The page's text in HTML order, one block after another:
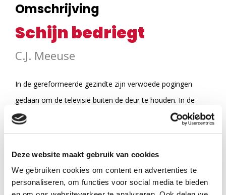
Deze website maakt gebruik van cookies
We gebruiken cookies om content en advertenties te
personaliseren, om functies voor social media te bieden
Omschrijving
Schijn bedriegt
C.J. Meeuse
In de gereformeerde gezindte zijn verwoede pogingen
gedaan om de televisie buiten de deur te houden. In de
laatste jaren is evenwel het slechtste dat daarop wordt
vertoond - de speelfilm - op andere wijze (denk aan open
middelen die je, als nieuwe uitvindingen, maar moet